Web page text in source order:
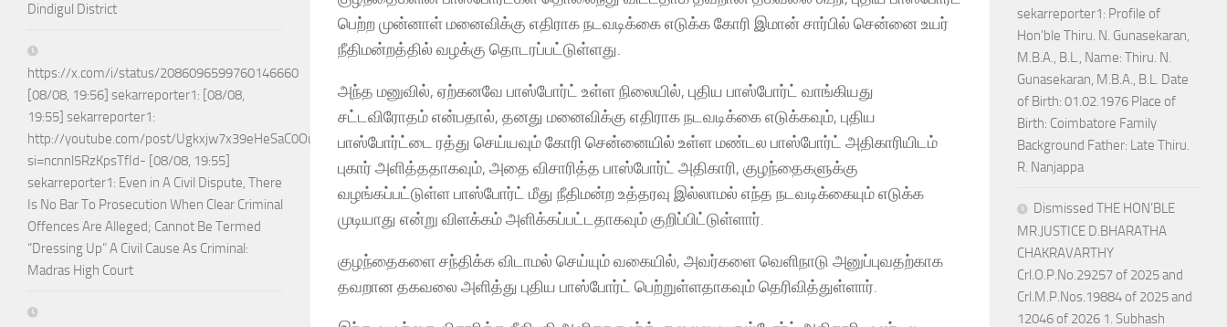
பெற்ற முன்னாள் மனைவிக்கு எதிராக நடவடிக்கை எடுக்க கோரி இமான் சார்பில் சென்னை உயர்
நீதிமன்றத்தில் வழக்கு தொடரப்பட்டுள்ளது.
அந்த மனுவில், ஏற்கனவே பாஸ்போர்ட் உள்ள நிலையில், புதிய பாஸ்போர்ட் வாங்கியது
சட்டவிரோதம் என்பதால், தனது மனைவிக்கு எதிராக நடவடிக்கை எடுக்கவும், புதிய
பாஸ்போர்ட்டை ரத்து செய்யவும் கோரி சென்னையில் உள்ள மண்டல பாஸ்போர்ட் அதிகாரியிடம்
புகார் அளித்ததாகவும், அதை விசாரித்த பாஸ்போர்ட் அதிகாரி, குழந்தைகளுக்கு
வழங்கப்பட்டுள்ள பாஸ்போர்ட் மீது நீதிமன்ற உத்தரவு இல்லாமல் எந்த நடவடிக்கையும் எடுக்க
முடியாது என்று விளக்கம் அளிக்கப்பட்டதாகவும் குறிப்பிட்டுள்ளார்.
குழந்தைகளை சந்திக்க விடாமல் செய்யும் வகையில், அவர்களை வெளிநாடு அனுப்புவதற்காக
தவறான தகவலை அளித்து புதிய பாஸ்போர்ட் பெற்றுள்ளதாகவும் தெரிவித்துள்ளார்.
Dindigul District
https://x.com/i/status/2086096599760146660
[08/08, 19:56] sekarreporter1: [08/08,
19:55] sekarreporter1:
http://youtube.com/post/Ugkxjw7x39eHeSaC0OuH7_jPTEoGVA4Egwwv?
si=ncnnl5RzKpsTfId- [08/08, 19:55]
sekarreporter1: Even in A Civil Dispute, There
Is No Bar To Prosecution When Clear Criminal
Offences Are Alleged; Cannot Be Termed
“Dressing Up” A Civil Cause As Criminal:
Madras High Court
sekarreporter1: Profile of
Hon’ble Thiru. N. Gunasekaran,
M.B.A., B.L., Name: Thiru. N.
Gunasekaran, M.B.A., B.L. Date
of Birth: 01.02.1976 Place of
Birth: Coimbatore Family
Background Father: Late Thiru.
R. Nanjappa
Dismissed THE HON’BLE
MR.JUSTICE D.BHARATHA
CHAKRAVARTHY
Crl.O.P.No.29257 of 2025 and
Crl.M.P.Nos.19884 of 2025 and
12046 of 2026 1. Subhash